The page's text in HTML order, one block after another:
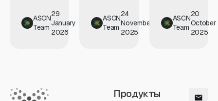
ASCN
Team
29
January
2026
ASCN
Team
24
November
2025
ASCN
Team
20
October
2025
Продукты